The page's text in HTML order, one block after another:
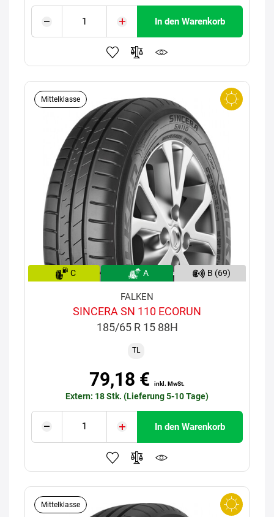
In den Warenkorb
Mittelklasse
C A B (69)
FALKEN
SINCERA SN 110 ECORUN
185/65 R 15 88H
TL
79,18 € inkl. MwSt.
Extern: 18 Stk. (Lieferung 5-10 Tage)
In den Warenkorb
Mittelklasse